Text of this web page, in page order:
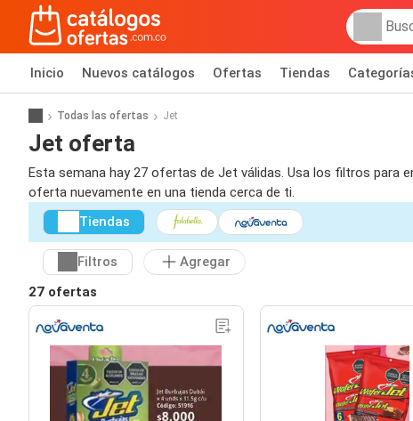
Inicio Nuevos catálogos Ofertas Tiendas
Todas las ofertas Jet
Jet oferta
Esta semana hay 27 ofertas de Jet válidas. Usa los filtros
oferta nuevamente en una tienda cerca de ti.
Tiendas
Filtros
Agregar
27 ofertas